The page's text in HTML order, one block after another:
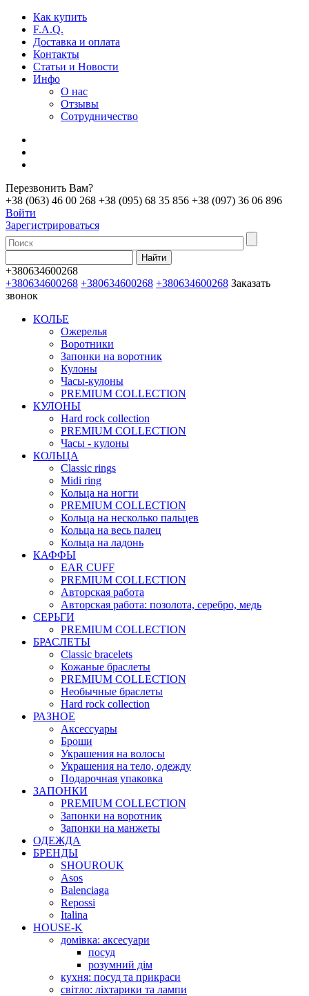
Как купить
F.A.Q.
Доставка и оплата
Контакты
Статьи и Новости
Инфо
О нас
Отзывы
Сотрудничество
Перезвонить Вам?
+38 (063) 46 00 268 +38 (095) 68 35 856 +38 (097) 36 06 896
Войти
Зарегистрироваться
+380634600268
+380634600268 +380634600268 +380634600268 Заказать
звонок
КОЛЬЕ
Ожерелья
Воротники
Запонки на воротник
Кулоны
Часы-кулоны
PREMIUM COLLECTION
КУЛОНЫ
Hard rock collection
PREMIUM COLLECTION
Часы - кулоны
КОЛЬЦА
Classic rings
Midi ring
Кольца на ногти
PREMIUM COLLECTION
Кольца на несколько пальцев
Кольца на весь палец
Кольца на ладонь
КАФФЫ
EAR CUFF
PREMIUM COLLECTION
Авторская работа
Авторская работа: позолота, серебро, медь
СЕРЬГИ
PREMIUM COLLECTION
БРАСЛЕТЫ
Classic bracelets
Кожаные браслеты
PREMIUM COLLECTION
Необычные браслеты
Hard rock collection
РАЗНОЕ
Аксессуары
Броши
Украшения на волосы
Украшения на тело, одежду
Подарочная упаковка
ЗАПОНКИ
PREMIUM COLLECTION
Запонки на воротник
Запонки на манжеты
ОДЕЖДА
БРЕНДЫ
SHOUROUK
Asos
Balenciaga
Repossi
Italina
HOUSE-K
домівка: аксесуари
посуд
розумний дім
кухня: посуд та прикраси
світло: ліхтарики та лампи